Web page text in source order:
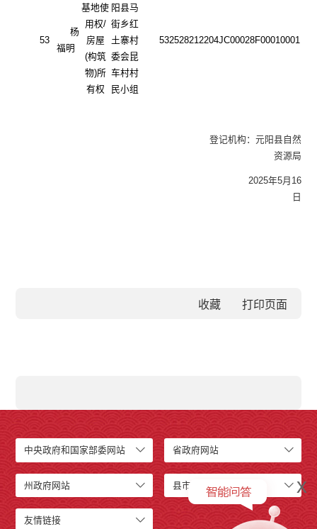
53
杨
福明
基地使
用权/
房屋
(构筑
物)所
有权
阳县马
街乡红
土寨村
委会昆
车村村
民小组
532528212204JC00028F00010001
登记机构：元阳县自然
资源局
2025年5月16
日
收藏
中央政府和国家部委网站 省政府网站
州政府网站 县市政府网站
友情链接
x